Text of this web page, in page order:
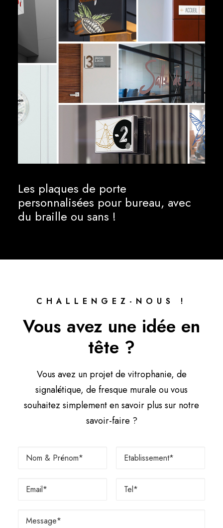
Les plaques de porte
personnalisées pour bureau, avec
du braille ou sans !
CHALLENGEZ-NOUS !
Vous avez une idée en
tête ?
Vous avez un projet de vitrophanie, de
signalétique, de fresque murale ou vous
souhaitez simplement en savoir plus sur notre
savoir-faire ?